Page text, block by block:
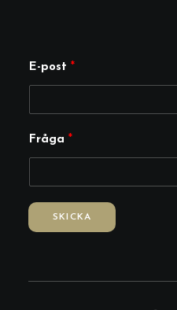
E-post *
E
t
Fråga *
SKICKA